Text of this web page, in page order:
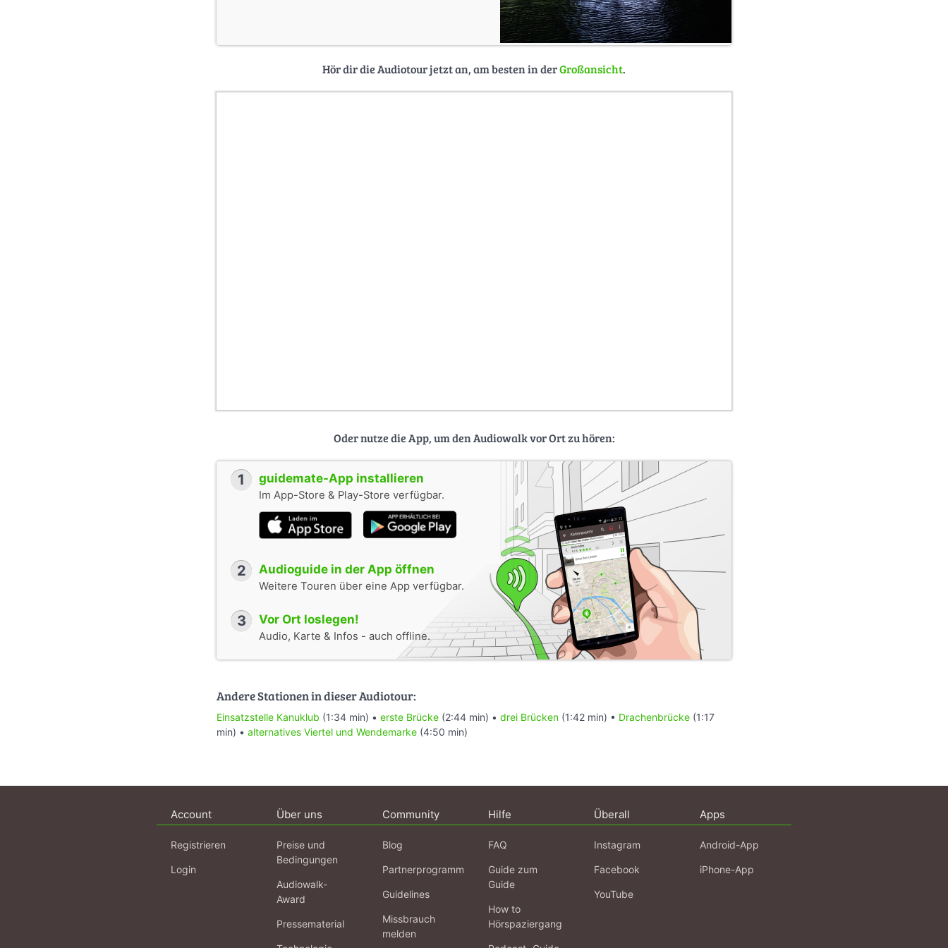
Hör dir die Audiotour jetzt an, am besten in derGroßansicht.
Oder nutze die App, um den Audiowalk vor Ort zu hören:
1 guidemate-App installieren
Im App-Store & Play-Store verfügbar.
2 Audioguide in der App öffnen
Weitere Touren über eine App verfügbar.
3 Vor Ort loslegen!
Audio, Karte & Infos - auch offline.
Andere Stationen in dieser Audiotour:
Einsatzstelle Kanuklub (1:34 min) • erste Brücke (2:44 min) • drei Brücken (1:42 min) • Drachenbrücke (1:17
min) • alternatives Viertel und Wendemarke (4:50 min)
Account
Registrieren
Login
Über uns
Preise und
Bedingungen
Audiowalk-
Award
Pressematerial
Community
Blog
Partnerprogramm
Guidelines
Missbrauch
melden
Hilfe
FAQ
Guide zum
Guide
How to
Hörspaziergang
Überall
Instagram
Facebook
YouTube
Apps
Android-App
iPhone-App